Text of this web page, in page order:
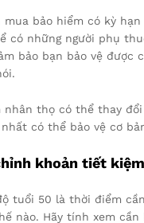
mua bảo hiểm có kỳ
có những người phụ
bảo bạn bảo vệ được
nhân thọ có thể thay
có thể bảo vệ cơ
khoản tiết kiệm
tuổi 50 là thời điểm
nào. Hãy tính xem cần